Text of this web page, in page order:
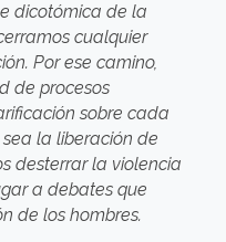
dicotómica de la
cualquier
Por ese camino,
de procesos
sobre cada
la liberación de
desterrar la violencia
a debates que
de los hombres.